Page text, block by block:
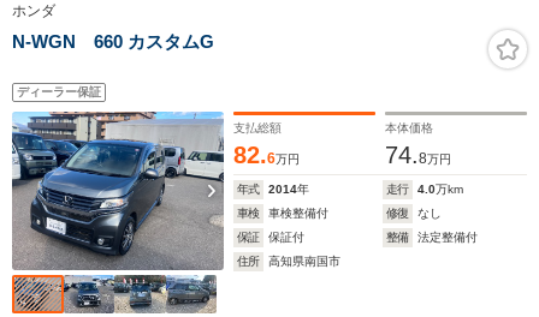
ホンダ
N-WGN 660 カスタムG
ディーラー保証
支払総額
82.6万円
本体価格
74.8万円
年式 2014年 走行 4.0万km
車検
車検整備付 修復
なし
保証
保証付 整備
法定整備付
住所
高知県南国市